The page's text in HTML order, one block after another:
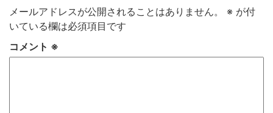
メールアドレスが公開されることはありません。 ※ が付
いている欄は必須項目です
コメント ※